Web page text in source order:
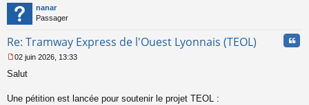
nanar
Passager
Re: Tramway Express de l'Ouest Lyonnais (TEOL)
e
s
02 juin 2026, 13:33
Salut
Une pétition est lancée pour soutenir le projet TEOL :